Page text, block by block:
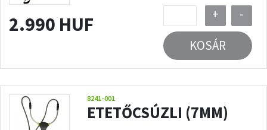
2.990 HUF +
-
KOSÁR
8241-001
ETETŐCSÚZLI (7MM)